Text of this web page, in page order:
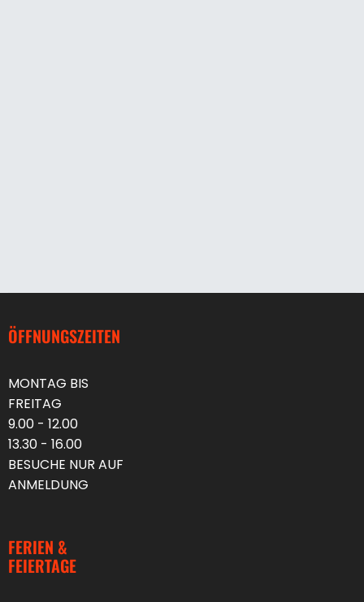
ÖFFNUNGSZEITEN
MONTAG BIS
FREITAG
9.00 - 12.00
13.30 - 16.00
BESUCHE NUR AUF
ANMELDUNG
FERIEN &
FEIERTAGE